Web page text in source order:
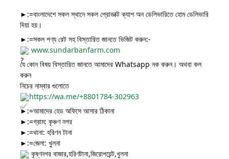
►:=বাংলাদেশে সকল স্থানে সকল প্রোডাক্ট ক্যাশ অন ডেলিভারিতে হোম ডেলিভারি
দিয়া হয়।
►:=সকল পণ্য রেট সহ বিস্তারিত জানতে ভিজিট করুন:-
www.sundarbanfarm.com
যে কোন বিষয় বিস্তারিত জানতে আমাদের Whatsapp নক করুন। অথবা কল
করুন
নিচের নাম্বার গুলোতে
https://wa.me/+8801784-302963
►:=আমাদের হেড অফিসে আসার ঠিকানা
►:=গ্রাম: কৃঞ্চণ নগর
►:=থানা: হরিণন টানা
►:=জেলা: খুলনা
কৃষ্ণনগর বাজার,হরিণটানা,জিরোপয়েন্ট,খুলনা